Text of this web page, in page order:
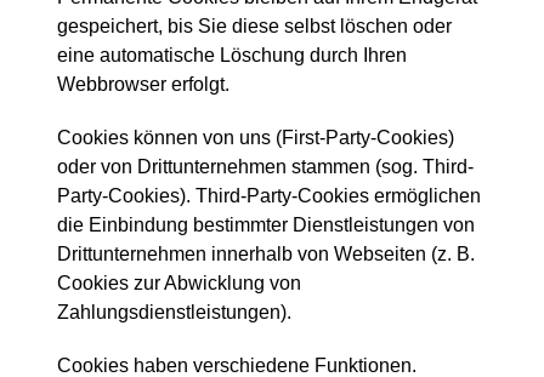
gespeichert, bis Sie diese selbst löschen oder
eine automatische Löschung durch Ihren
Webbrowser erfolgt.
Cookies können von uns (First-Party-Cookies)
oder von Drittunternehmen stammen (sog. Third-
Party-Cookies). Third-Party-Cookies ermöglichen
die Einbindung bestimmter Dienstleistungen von
Drittunternehmen innerhalb von Webseiten (z. B.
Cookies zur Abwicklung von
Zahlungsdienstleistungen).
Cookies haben verschiedene Funktionen.